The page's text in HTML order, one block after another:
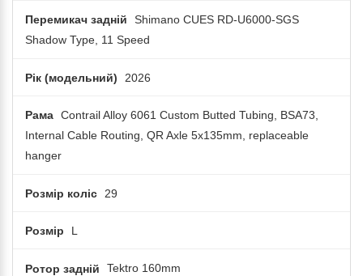
Перемикач задній
Shimano CUES RD-U6000-SGS
Shadow Type, 11 Speed
Рік (модельний) 2026
Рама Contrail Alloy 6061 Custom Butted Tubing, BSA73,
Internal Cable Routing, QR Axle 5x135mm, replaceable
hanger
Розмір коліс 29
Розмір L
Ротор задній Tektro 160mm